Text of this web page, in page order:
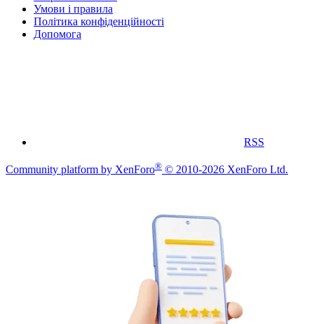
Умови і правила
Політика конфіденційності
Дoпoмoга
RSS
Community platform by XenForo® © 2010-2026 XenForo Ltd.